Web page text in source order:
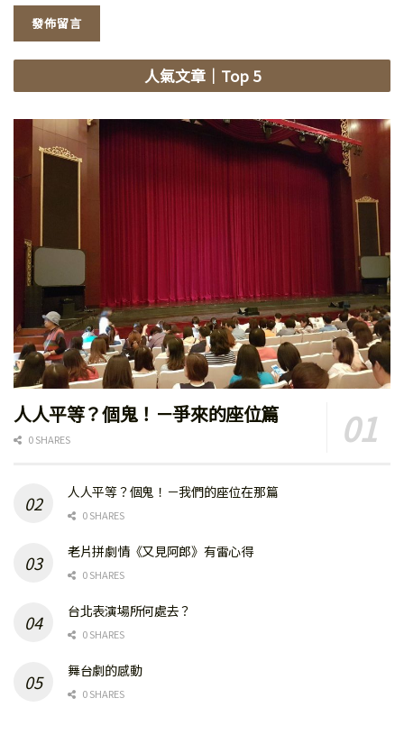
人氣文章｜Top 5
人人平等？個鬼！－爭來的座位篇
0 SHARES
人人平等？個鬼！－我們的座位在那篇
0 SHARES
老片拼劇情《又見阿郎》有雷心得
0 SHARES
台北表演場所何處去？
0 SHARES
舞台劇的感動
0 SHARES